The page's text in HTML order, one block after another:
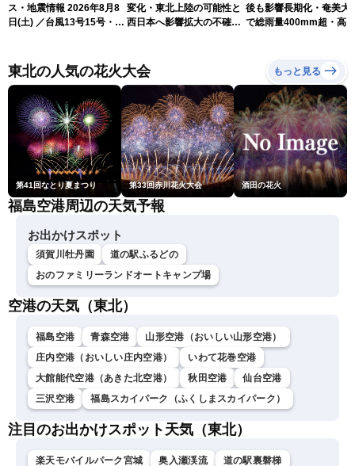
ス・地震情報 2026年8月8
日(土) ／台風13号15号・ゲ
ニュースLiVEイブニング・
小川千奈／芳野達郎〉
変化・東北上陸の可能性と
西日本へ影響拡大の不確実
後も影響長期化・奄美大
で総雨量400mm超・高波
東北の人気の花火大会 もっと見る
第41回なとり夏まつり 第33回赤川花火大会 酒田の花火
福島空港周辺の天気予報
お出かけスポット
須賀川牡丹園
道の駅ふるどの
おのファミリーランドオートキャンプ場
空港の天気（東北）
福島空港 青森空港
山形空港（おいしい山形空港）
庄内空港（おいしい庄内空港）
いわて花巻空港
大館能代空港（あきた北空港）
秋田空港
仙台空港
三沢空港
福島スカイパーク（ふくしまスカイパーク）
注目のお出かけスポット天気（東北）
楽天モバイルパーク宮城 奥入瀬渓流 道の駅裏磐梯